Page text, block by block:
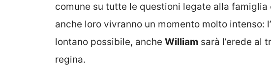
comune su tutte le questioni legate alla
anche loro vivranno un momento molto intenso: l’
lontano possibile, anche William sarà l’erede al
regina.